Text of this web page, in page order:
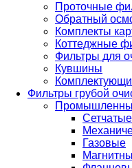
Проточные
Обратный
Комплекты
Коттеджные
Фильтры для
Кувшины
Фильтры грубой
Сетчатые
Газовые